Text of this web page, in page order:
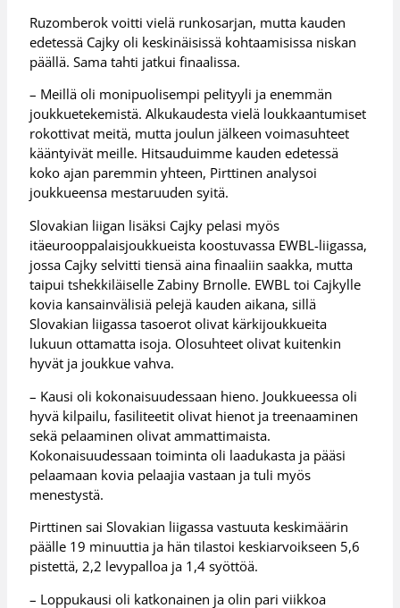
Ruzomberok voitti vielä runkosarjan, mutta kauden
edetessä Cajky oli keskinäisissä kohtaamisissa niskan
päällä. Sama tahti jatkui finaalissa.
– Meillä oli monipuolisempi pelityyli ja enemmän
joukkuetekemistä. Alkukaudesta vielä loukkaantumiset
rokottivat meitä, mutta joulun jälkeen voimasuhteet
kääntyivät meille. Hitsauduimme kauden edetessä
koko ajan paremmin yhteen, Pirttinen analysoi
joukkueensa mestaruuden syitä.
Slovakian liigan lisäksi Cajky pelasi myös
itäeurooppalaisjoukkueista koostuvassa EWBL-liigassa,
jossa Cajky selvitti tiensä aina finaaliin saakka, mutta
taipui tshekkiläiselle Zabiny Brnolle. EWBL toi Cajkylle
kovia kansainvälisiä pelejä kauden aikana, sillä
Slovakian liigassa tasoerot olivat kärkijoukkueita
lukuun ottamatta isoja. Olosuhteet olivat kuitenkin
hyvät ja joukkue vahva.
– Kausi oli kokonaisuudessaan hieno. Joukkueessa oli
hyvä kilpailu, fasiliteetit olivat hienot ja treenaaminen
sekä pelaaminen olivat ammattimaista.
Kokonaisuudessaan toiminta oli laadukasta ja pääsi
pelaamaan kovia pelaajia vastaan ja tuli myös
menestystä.
Pirttinen sai Slovakian liigassa vastuuta keskimäärin
päälle 19 minuuttia ja hän tilastoi keskiarvoikseen 5,6
pistettä, 2,2 levypalloa ja 1,4 syöttöä.
– Loppukausi oli katkonainen ja olin pari viikkoa